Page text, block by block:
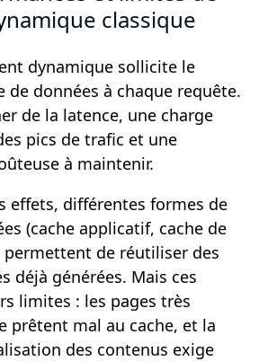
classique
dynamique sollicite le
de données à chaque requête.
de la latence, une charge
pics de trafic et une
à maintenir.
effets, différentes formes de
(cache applicatif, cache de
permettent de réutiliser des
déjà générées. Mais ces
limites : les pages très
prêtent mal au cache, et la
des contenus exige